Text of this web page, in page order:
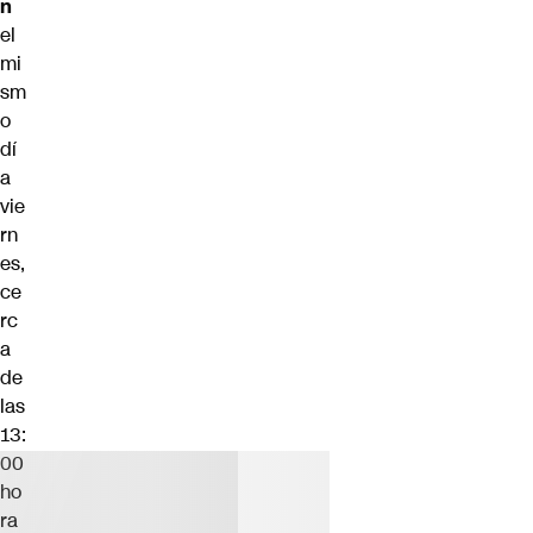
n
el
mi
sm
o
dí
a
vie
rn
es,
ce
rc
a
de
las
13:
00
ho
ra